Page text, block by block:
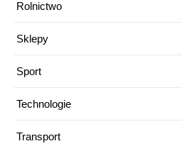
Rolnictwo
Sklepy
Sport
Technologie
Transport